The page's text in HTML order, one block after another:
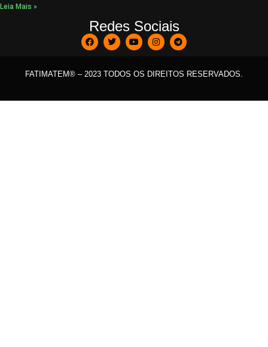
Leia Mais »
Redes Sociais
FATIMATEM® – 2023 TODOS OS DIREITOS RESERVADOS.